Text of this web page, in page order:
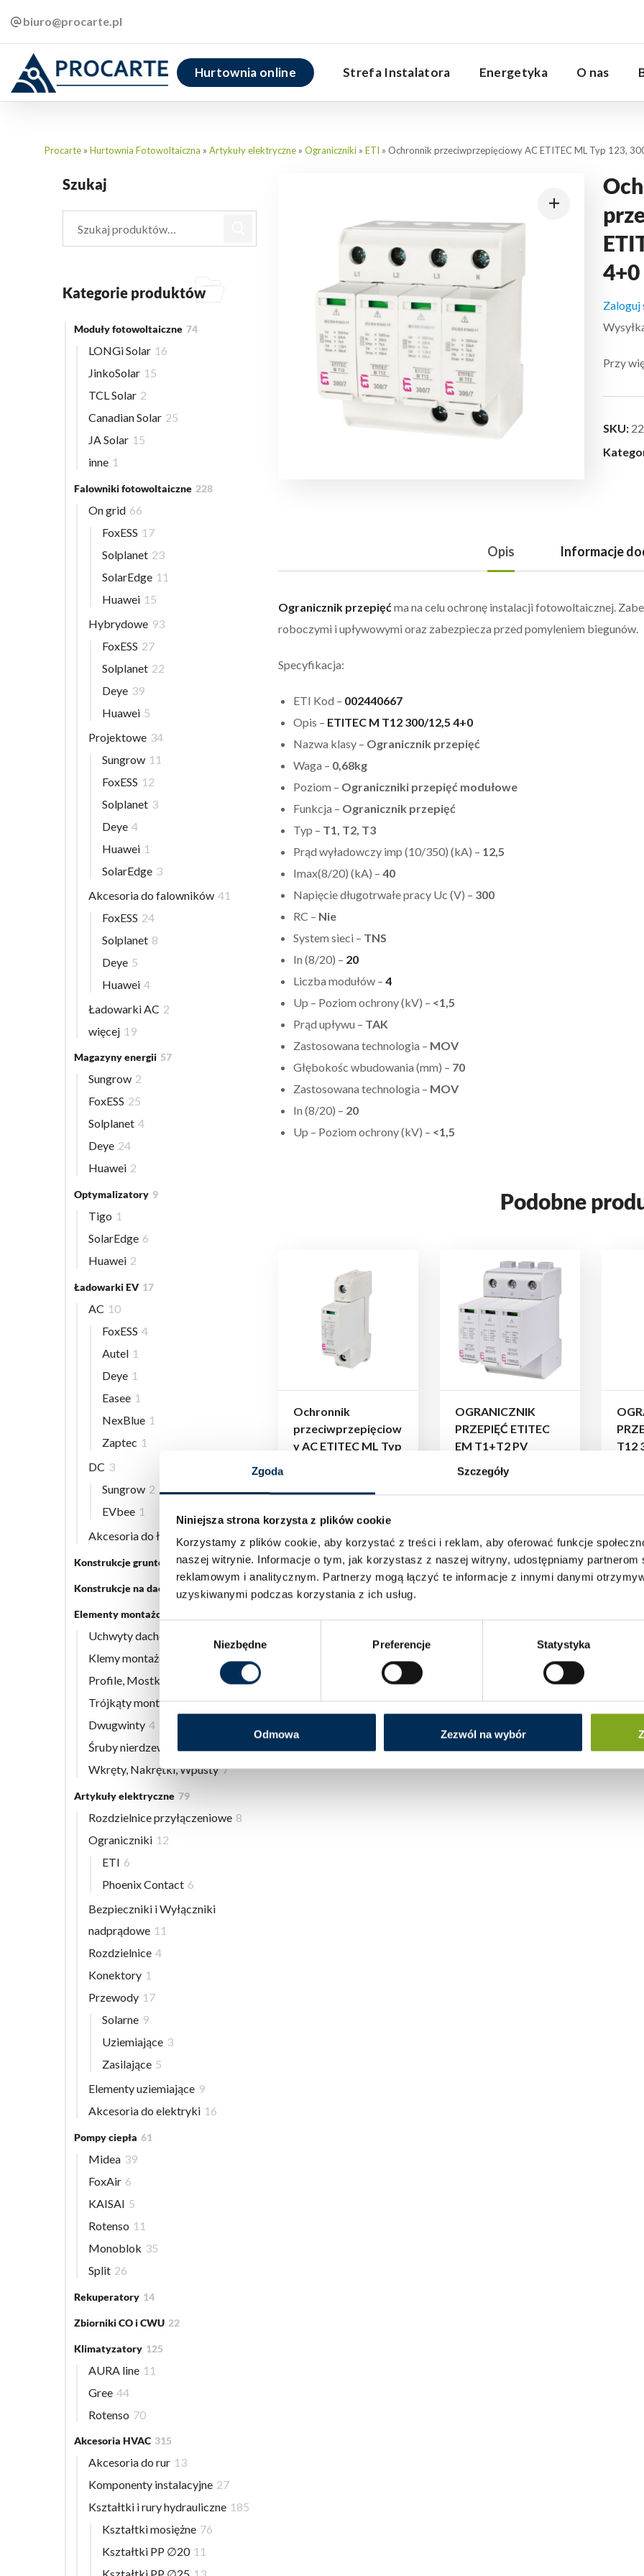
Zgoda Szczegóły
Niniejsza strona korzysta z plików cookie
Korzystamy z plików cookie, aby korzystać z treści i reklam, aby oferować funkcje
naszej witrynie. Informacje o tym, jak korzystasz z naszej witryny, udostępniamy partnerom
reklamowym i analitycznym. Partnerzy mogą łączyć te informacje z innymi danymi
uzyskiwanymi podczas korzystania z ich usług.
Niezbędne Preferencje Statystyka
Odmowa Zezwól na wybór
biuro@procarte.pl
Hurtownia online Strefa Instalatora Energetyka O nas
Procarte » Hurtownia Fotowoltaiczna » Artykuły elektryczne » Ograniczniki » ETI » Ochronnik przeciwprzepięciowy AC ETITEC ML Typ 123,
4+0
Zaloguj
Przy
SKU:
Opis Informacje
Ogranicznik przepięćma na celu ochronę instalacji fotowoltaicznej.
roboczymi i upływowymi oraz zabezpiecza przed pomyleniem biegunów.
Specyfikacja:
ETI Kod – 002440667
Opis – ETITEC M T12 300/12,5 4+0
Nazwa klasy – Ogranicznik przepięć
Waga – 0,68kg
Poziom – Ograniczniki przepięć modułowe
Funkcja – Ogranicznik przepięć
Typ – T1, T2, T3
Prąd wyładowczy imp (10/350) (kA) – 12,5
Imax(8/20) (kA) – 40
Napięcie długotrwałe pracy Uc (V) – 300
RC – Nie
System sieci – TNS
In (8/20) – 20
Liczba modułów – 4
Up – Poziom ochrony (kV) – <1,5
Prąd upływu – TAK
Zastosowana technologia – MOV
Głębokośc wbudowania (mm) – 70
Zastosowana technologia – MOV
In (8/20) – 20
Up – Poziom ochrony (kV) – <1,5
Podobne
Ochronnik
przeciwprzepięciow
y AC ETITEC ML Typ
OGRANICZNIK
PRZEPIĘĆ ETITEC
EM T1+T2 PV
1100/6,25 Y
T12
Szukaj
Kategorie produktów
Moduły fotowoltaiczne 74
LONGi Solar 16
JinkoSolar 15
TCL Solar 2
Canadian Solar 25
JA Solar 15
inne 1
Falowniki fotowoltaiczne 228
On grid 66
FoxESS 17
Solplanet 23
SolarEdge 11
Huawei 15
Hybrydowe 93
FoxESS 27
Solplanet 22
Deye 39
Huawei 5
Projektowe 34
Sungrow 11
FoxESS 12
Solplanet 3
Deye 4
Huawei 1
SolarEdge 3
Akcesoria do falowników 41
FoxESS 24
Solplanet 8
Deye 5
Huawei 4
Ładowarki AC 2
więcej 19
Magazyny energii 57
Sungrow 2
FoxESS 25
Solplanet 4
Deye 24
Huawei 2
Optymalizatory 9
Tigo 1
SolarEdge 6
Huawei 2
Ładowarki EV 17
AC 10
FoxESS 4
Autel 1
Deye 1
Easee 1
NexBlue 1
Zaptec 1
DC 3
Sungrow 2
EVbee 1
Akcesoria do ładowarek EV
Konstrukcje gruntowe 5
Konstrukcje na dach płaski 3
Elementy montażowe
Uchwyty dachowe
Klemy montażowe
Profile, Mostki
Trójkąty montażowe 3
Dwugwinty 4
Śruby nierdzewne
Wkręty, Nakrętki, Wpusty 7
Artykuły elektryczne 79
Rozdzielnice przyłączeniowe 8
Ograniczniki 12
ETI 6
Phoenix Contact 6
Bezpieczniki i Wyłączniki
nadprądowe 11
Rozdzielnice 4
Konektory 1
Przewody 17
Solarne 9
Uziemiające 3
Zasilające 5
Elementy uziemiające 9
Akcesoria do elektryki 16
Pompy ciepła 61
Midea 39
FoxAir 6
KAISAI 5
Rotenso 11
Monoblok 35
Split 26
Rekuperatory 14
Zbiorniki CO i CWU 22
Klimatyzatory 125
AURA line 11
Gree 44
Rotenso 70
Akcesoria HVAC 315
Akcesoria do rur 13
Komponenty instalacyjne 27
Kształtki i rury hydrauliczne 185
Kształtki mosiężne 76
Kształtki PP ∅20 11